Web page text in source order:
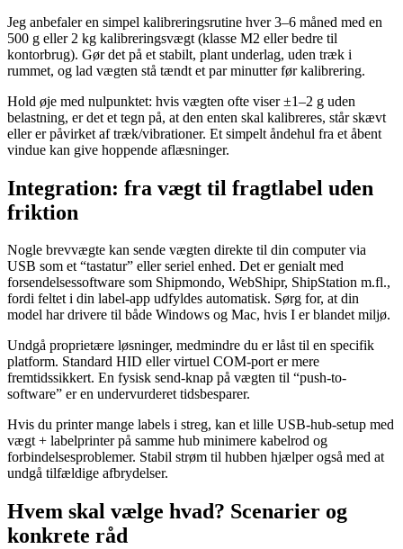
Jeg anbefaler en simpel kalibreringsrutine hver 3–6 måned med en
500 g eller 2 kg kalibreringsvægt (klasse M2 eller bedre til
kontorbrug). Gør det på et stabilt, plant underlag, uden træk i
rummet, og lad vægten stå tændt et par minutter før kalibrering.
Hold øje med nulpunktet: hvis vægten ofte viser ±1–2 g uden
belastning, er det et tegn på, at den enten skal kalibreres, står skævt
eller er påvirket af træk/vibrationer. Et simpelt åndehul fra et åbent
vindue kan give hoppende aflæsninger.
Integration: fra vægt til fragtlabel uden
friktion
Nogle brevvægte kan sende vægten direkte til din computer via
USB som et “tastatur” eller seriel enhed. Det er genialt med
forsendelsessoftware som Shipmondo, WebShipr, ShipStation m.fl.,
fordi feltet i din label-app udfyldes automatisk. Sørg for, at din
model har drivere til både Windows og Mac, hvis I er blandet miljø.
Undgå proprietære løsninger, medmindre du er låst til en specifik
platform. Standard HID eller virtuel COM-port er mere
fremtidssikkert. En fysisk send-knap på vægten til “push-to-
software” er en undervurderet tidsbesparer.
Hvis du printer mange labels i streg, kan et lille USB-hub-setup med
vægt + labelprinter på samme hub minimere kabelrod og
forbindelsesproblemer. Stabil strøm til hubben hjælper også med at
undgå tilfældige afbrydelser.
Hvem skal vælge hvad? Scenarier og
konkrete råd